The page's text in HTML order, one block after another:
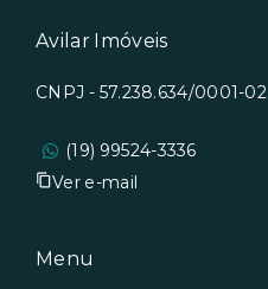
Avilar Imóveis
CNPJ - 57.238.634/0001-02
(19) 99524-3336
Ver e-mail
Menu